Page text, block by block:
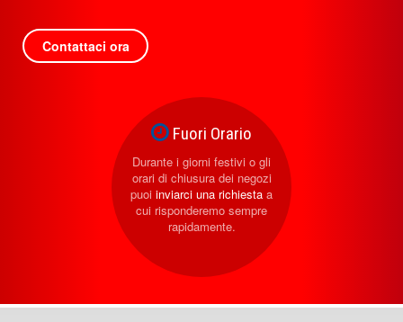
Contattaci ora
Fuori Orario
Durante i giorni festivi o gli
orari di chiusura dei negozi
puoi inviarci una richiesta a
cui risponderemo sempre
rapidamente.